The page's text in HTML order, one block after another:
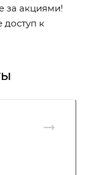
за акциями!
к